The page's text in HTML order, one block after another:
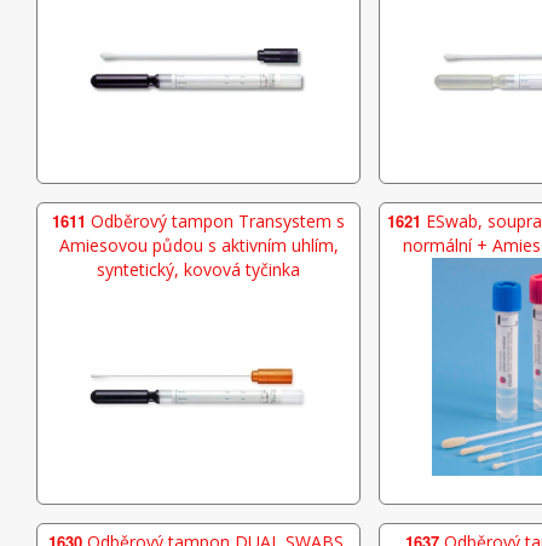
1611 Odběrový tampon Transystem s
Amiesovou půdou s aktivním uhlím,
syntetický, kovová tyčinka
1621 ESwab,
normální +